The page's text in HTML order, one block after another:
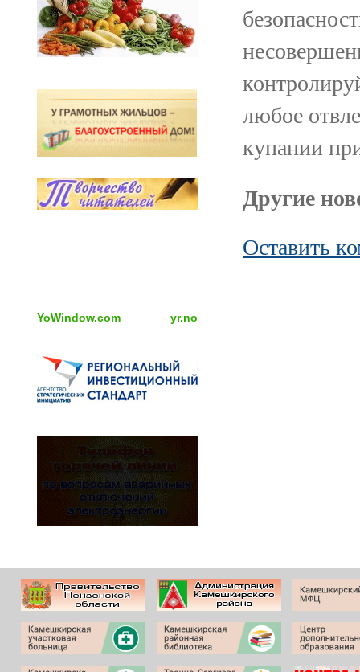
YoWindow.com yr.no
любое
купании
Другие
Оставить